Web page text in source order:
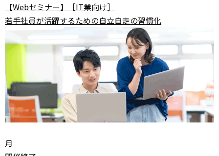
【Webセミナー】［IT業向け］
若手社員が活躍するための自立自走の習慣化
月